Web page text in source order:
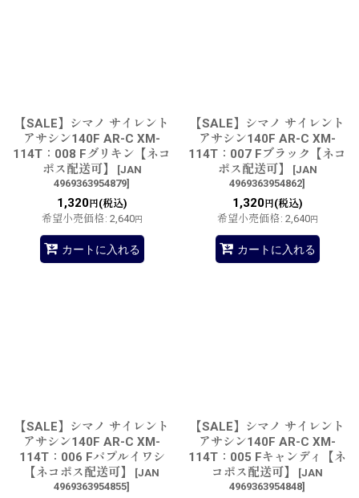
【SALE】シマノ サイレント
アサシン140F AR-C XM-
114T：008 Fグリキン【ネコ
ポス配送可】
[JAN
4969363954879]
1,320円(税込)
希望小売価格: 2,640円
カートに入れる
【SALE】シマノ サイレント
アサシン140F AR-C XM-
114T：007 Fブラック【ネコ
ポス配送可】
[JAN
4969363954862]
1,320円(税込)
希望小売価格: 2,640円
カートに入れる
【SALE】シマノ サイレント
アサシン140F AR-C XM-
114T：006 Fパプルイワシ
【ネコポス配送可】
[JAN
4969363954855]
【SALE】シマノ サイレント
アサシン140F AR-C XM-
114T：005 Fキャンディ【ネ
コポス配送可】
[JAN
4969363954848]